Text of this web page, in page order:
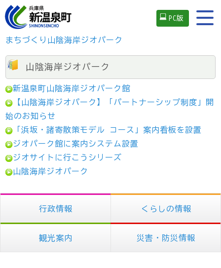
PC版
まちづくり 山陰海岸ジオパーク
山陰海岸ジオパーク
新温泉町山陰海岸ジオパーク館
【山陰海岸ジオパーク】「パートナーシップ制度」開
始のお知らせ
「浜坂・諸寄散策モデル コース」案内看板を設置
ジオパーク館に案内システム設置
ジオサイトに行こうシリーズ
山陰海岸ジオパーク
行政情報 くらしの情報
観光案内 災害・防災情報